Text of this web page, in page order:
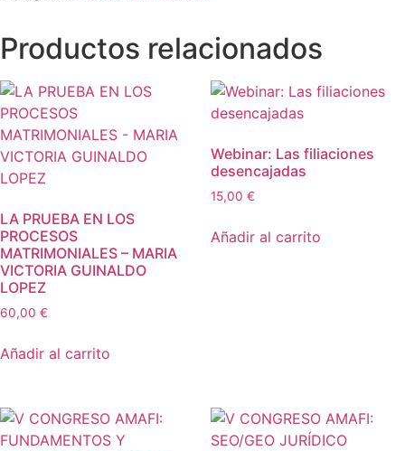
Productos relacionados
LA PRUEBA EN LOS
PROCESOS
MATRIMONIALES – MARIA
VICTORIA GUINALDO
LOPEZ
60,00 €
Añadir al carrito
Webinar: Las filiaciones
desencajadas
15,00 €
Añadir al carrito